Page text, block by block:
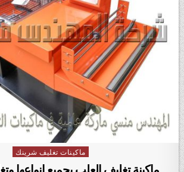
Posted in
ماكينات تغليف شرينك